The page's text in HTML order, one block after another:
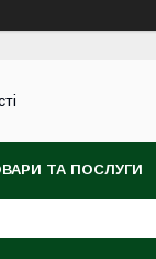
ТА ПОСЛУГИ